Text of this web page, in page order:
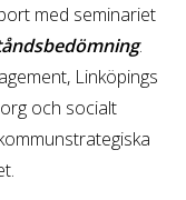
med seminariet
.
Linköpings
och socialt